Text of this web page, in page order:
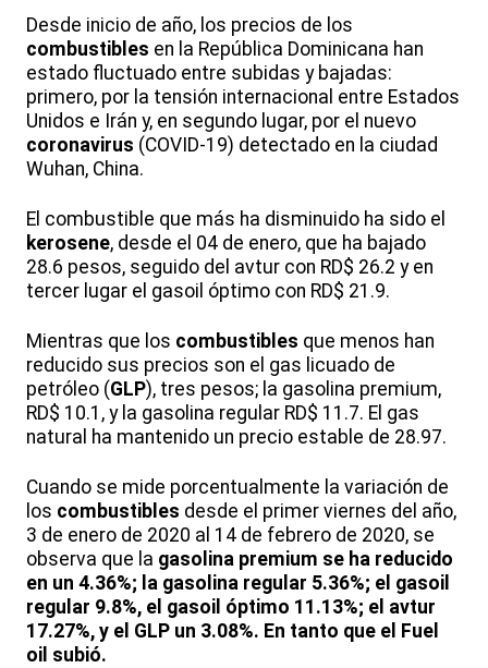
Desde inicio de año, los precios de los
combustibles en la República Dominicana han
estado fluctuado entre subidas y bajadas:
primero, por la tensión internacional entre Estados
Unidos e Irán y, en segundo lugar, por el nuevo
coronavirus (COVID-19) detectado en la ciudad
Wuhan, China.
El combustible que más ha disminuido ha sido el
kerosene, desde el 04 de enero, que ha bajado
28.6 pesos, seguido del avtur con RD$ 26.2 y en
tercer lugar el gasoil óptimo con RD$ 21.9.
Mientras que los combustibles que menos han
reducido sus precios son el gas licuado de
petróleo (GLP), tres pesos; la gasolina premium,
RD$ 10.1, y la gasolina regular RD$ 11.7. El gas
natural ha mantenido un precio estable de 28.97.
Cuando se mide porcentualmente la variación de
los combustibles desde el primer viernes del año,
3 de enero de 2020 al 14 de febrero de 2020, se
observa que la gasolina premium se ha reducido
en un 4.36%; la gasolina regular 5.36%; el gasoil
regular 9.8%, el gasoil óptimo 11.13%; el avtur
17.27%, y el GLP un 3.08%. En tanto que el Fuel
oil subió.